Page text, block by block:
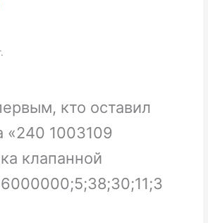
кто оставил
«240 1003109
клапанной